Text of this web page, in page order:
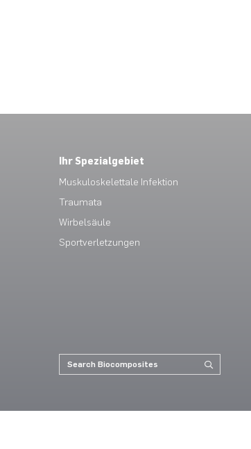
Ihr Spezialgebiet
Muskuloskelettale Infektion
Traumata
Wirbelsäule
Sportverletzungen